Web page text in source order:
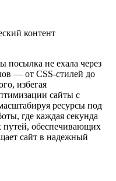
контент
посылка не ехала через
— от CSS-стилей до
избегая
сайты с
ресурсы под
где каждая секунда
путей, обеспечивающих
сайт в надежный